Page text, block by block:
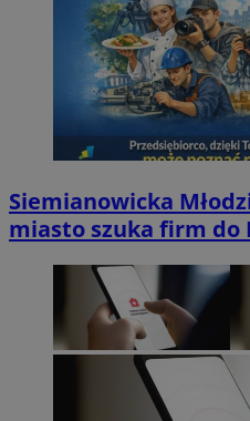
Siemianowicka
miasto szuka firm do